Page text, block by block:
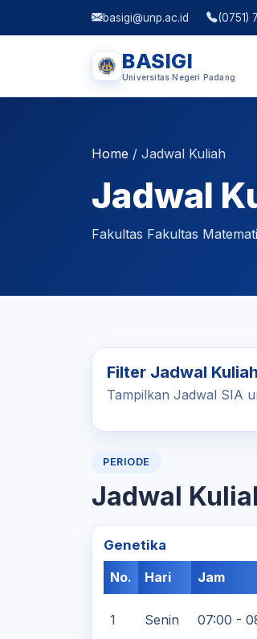
basigi@unp.ac.id (0751)
BASIGI
Universitas Negeri Padang
Home / Jadwal Kuliah
Jadwal
Fakultas Fakultas
Filter Jadwal Kuliah
Tampilkan Jadwal SIA
PERIODE
Jadwal
Genetika
No.
Hari Jam
1 Senin 07:00 -